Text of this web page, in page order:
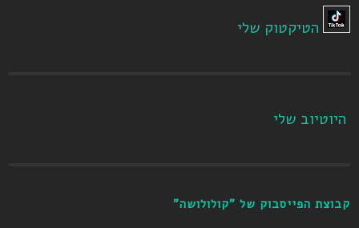
הטיקטוק שלי
היוטיוב שלי
קבוצת הפייסבוק של "קולולושה"